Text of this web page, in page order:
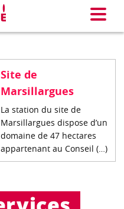
Menu
Site de
Marsillargues
La station du site de
Marsillargues dispose d’un
domaine de 47 hectares
appartenant au Conseil (…)